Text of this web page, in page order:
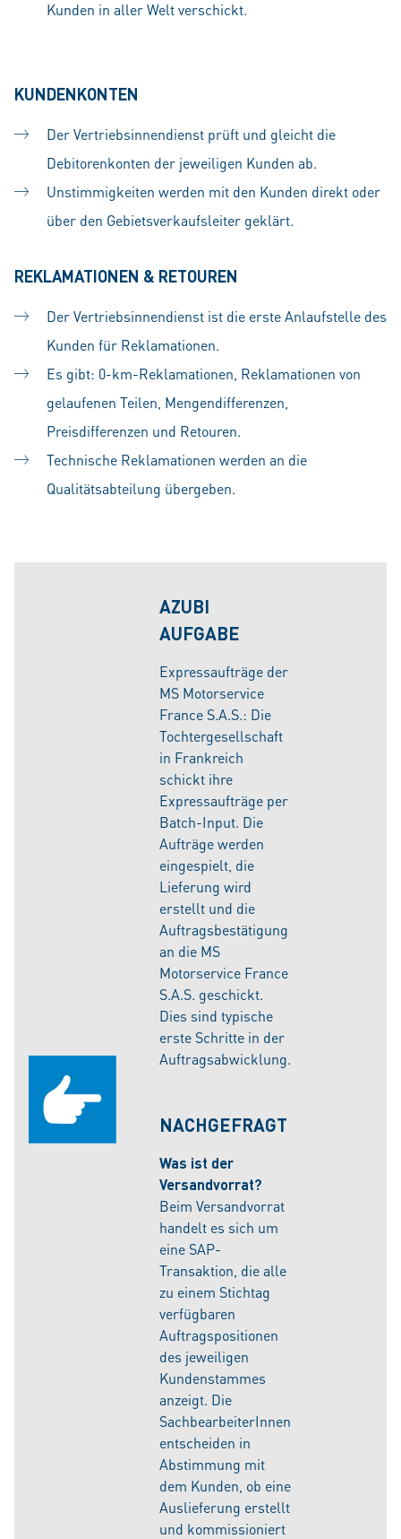
Kunden in aller Welt verschickt.
KUNDENKONTEN
Der Vertriebsinnendienst prüft und gleicht die
Debitorenkonten der jeweiligen Kunden ab.
Unstimmigkeiten werden mit den Kunden direkt oder
über den Gebietsverkaufsleiter geklärt.
REKLAMATIONEN & RETOUREN
Der Vertriebsinnendienst ist die erste Anlaufstelle des
Kunden für Reklamationen.
Es gibt: 0-km-Reklamationen, Reklamationen von
gelaufenen Teilen, Mengendifferenzen,
Preisdifferenzen und Retouren.
Technische Reklamationen werden an die
Qualitätsabteilung übergeben.
AZUBI
AUFGABE
Expressaufträge der
MS Motorservice
France S.A.S.: Die
Tochtergesellschaft
in Frankreich
schickt ihre
Expressaufträge per
Batch-Input. Die
Aufträge werden
eingespielt, die
Lieferung wird
erstellt und die
Auftragsbestätigung
an die MS
Motorservice France
S.A.S. geschickt.
Dies sind typische
erste Schritte in der
Auftragsabwicklung.
NACHGEFRAGT
Was ist der
Versandvorrat?
Beim Versandvorrat
handelt es sich um
eine SAP-
Transaktion, die alle
zu einem Stichtag
verfügbaren
Auftragspositionen
des jeweiligen
Kundenstammes
anzeigt. Die
SachbearbeiterInnen
entscheiden in
Abstimmung mit
dem Kunden, ob eine
Auslieferung erstellt
und kommissioniert